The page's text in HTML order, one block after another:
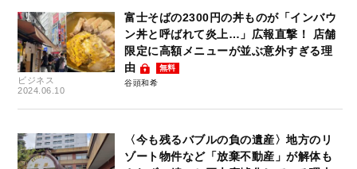
ビジネス
2024.06.10
富士そばの2300円の丼ものが「インバウ
ン丼と呼ばれて炎上…」広報直撃！ 店舗
限定に高額メニューが並ぶ意外すぎる理
由
無料
谷頭和希
〈今も残るバブルの負の遺産〉地方のリ
ゾート物件など「放棄不動産」が解体も